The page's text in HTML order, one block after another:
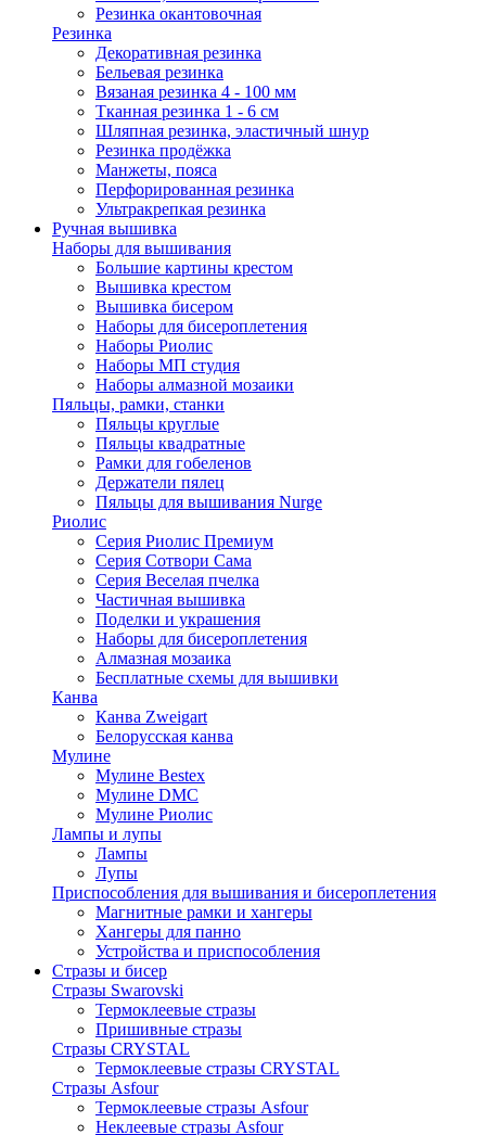
Резинка окантовочная
Резинка
Декоративная резинка
Бельевая резинка
Вязаная резинка 4 - 100 мм
Тканная резинка 1 - 6 см
Шляпная резинка, эластичный шнур
Резинка продёжка
Манжеты, пояса
Перфорированная резинка
Ультракрепкая резинка
Ручная вышивка
Наборы для вышивания
Большие картины крестом
Вышивка крестом
Вышивка бисером
Наборы для бисероплетения
Наборы Риолис
Наборы МП студия
Наборы алмазной мозаики
Пяльцы, рамки, станки
Пяльцы круглые
Пяльцы квадратные
Рамки для гобеленов
Держатели пялец
Пяльцы для вышивания Nurge
Риолис
Серия Риолис Премиум
Серия Сотвори Сама
Серия Веселая пчелка
Частичная вышивка
Поделки и украшения
Наборы для бисероплетения
Алмазная мозаика
Бесплатные схемы для вышивки
Канва
Канва Zweigart
Белорусская канва
Мулине
Мулине Bestex
Мулине DMC
Мулине Риолис
Лампы и лупы
Лампы
Лупы
Приспособления для вышивания и бисероплетения
Магнитные рамки и хангеры
Хангеры для панно
Устройства и приспособления
Стразы и бисер
Стразы Swarovski
Термоклеевые стразы
Пришивные стразы
Стразы CRYSTAL
Термоклеевые стразы CRYSTAL
Стразы Asfour
Термоклеевые стразы Asfour
Неклеевые стразы Asfour